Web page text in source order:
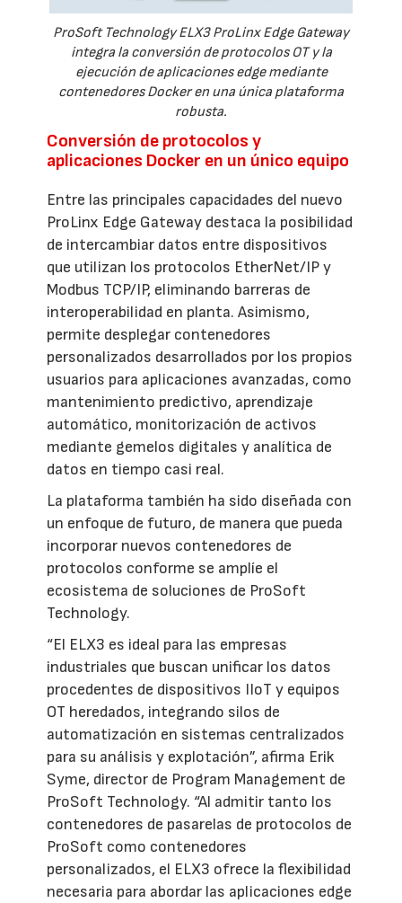
ProSoft Technology ELX3 ProLinx Edge Gateway
integra la conversión de protocolos OT y la
ejecución de aplicaciones edge mediante
contenedores Docker en una única plataforma
robusta.
Conversión de protocolos y
aplicaciones Docker en un único equipo
Entre las principales capacidades del nuevo
ProLinx Edge Gateway destaca la posibilidad
de intercambiar datos entre dispositivos
que utilizan los protocolos EtherNet/IP y
Modbus TCP/IP, eliminando barreras de
interoperabilidad en planta. Asimismo,
permite desplegar contenedores
personalizados desarrollados por los propios
usuarios para aplicaciones avanzadas, como
mantenimiento predictivo, aprendizaje
automático, monitorización de activos
mediante gemelos digitales y analítica de
datos en tiempo casi real.
La plataforma también ha sido diseñada con
un enfoque de futuro, de manera que pueda
incorporar nuevos contenedores de
protocolos conforme se amplíe el
ecosistema de soluciones de ProSoft
Technology.
“El ELX3 es ideal para las empresas
industriales que buscan unificar los datos
procedentes de dispositivos IIoT y equipos
OT heredados, integrando silos de
automatización en sistemas centralizados
para su análisis y explotación”, afirma Erik
Syme, director de Program Management de
ProSoft Technology. “Al admitir tanto los
contenedores de pasarelas de protocolos de
ProSoft como contenedores
personalizados, el ELX3 ofrece la flexibilidad
necesaria para abordar las aplicaciones edge